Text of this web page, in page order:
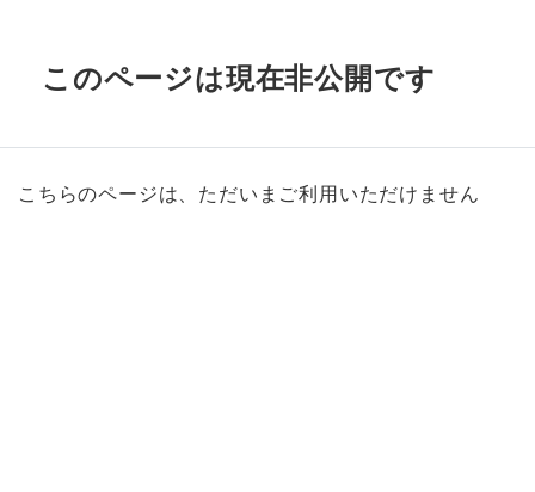
このページは現在非公開です
こちらのページは、ただいまご利用いただけません